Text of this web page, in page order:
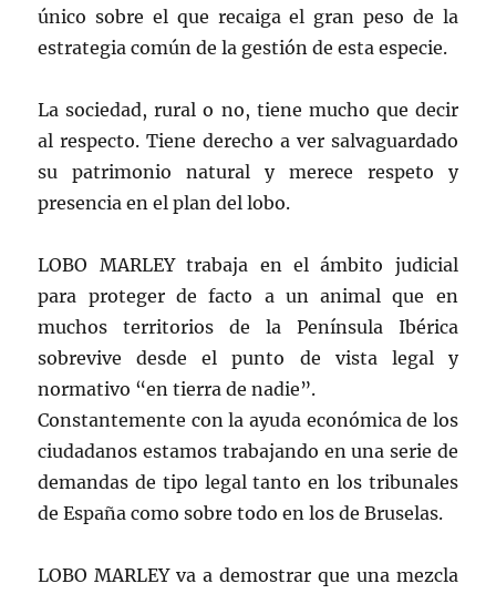
único sobre el que recaiga el gran peso de la
estrategia común de la gestión de esta especie.
La sociedad, rural o no, tiene mucho que decir
al respecto. Tiene derecho a ver salvaguardado
su patrimonio natural y merece respeto y
presencia en el plan del lobo.
LOBO MARLEY trabaja en el ámbito judicial
para proteger de facto a un animal que en
muchos territorios de la Península Ibérica
sobrevive desde el punto de vista legal y
normativo “en tierra de nadie”.
Constantemente con la ayuda económica de los
ciudadanos estamos trabajando en una serie de
demandas de tipo legal tanto en los tribunales
de España como sobre todo en los de Bruselas.
LOBO MARLEY va a demostrar que una mezcla